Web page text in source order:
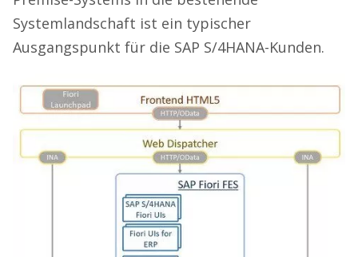
Systemlandschaft ist ein typischer
Ausgangspunkt für die SAP S/4HANA-Kunden.